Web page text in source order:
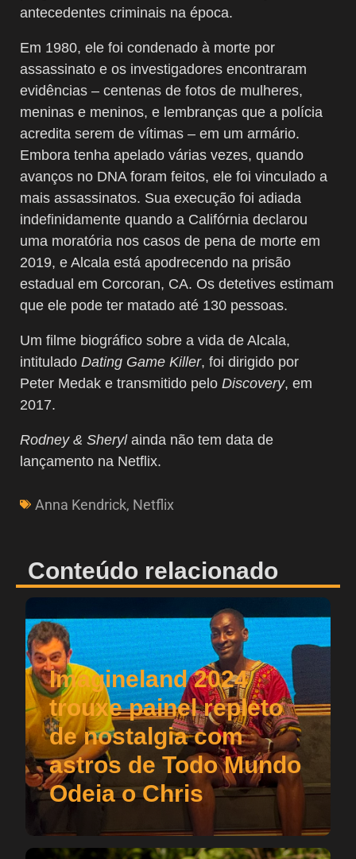
antecedentes criminais na época.
Em 1980, ele foi condenado à morte por
assassinato e os investigadores encontraram
evidências – centenas de fotos de mulheres,
meninas e meninos, e lembranças que a polícia
acredita serem de vítimas – em um armário.
Embora tenha apelado várias vezes, quando
avanços no DNA foram feitos, ele foi vinculado a
mais assassinatos. Sua execução foi adiada
indefinidamente quando a Califórnia declarou
uma moratória nos casos de pena de morte em
2019, e Alcala está apodrecendo na prisão
estadual em Corcoran, CA. Os detetives estimam
que ele pode ter matado até 130 pessoas.
Um filme biográfico sobre a vida de Alcala,
intitulado Dating Game Killer, foi dirigido por
Peter Medak e transmitido pelo Discovery, em
2017.
Rodney & Sherylainda não tem data de
lançamento na Netflix.
Anna Kendrick, Netflix
Conteúdo relacionado
Imagineland 2024
trouxe painel repleto
de nostalgia com
astros de Todo Mundo
Odeia o Chris